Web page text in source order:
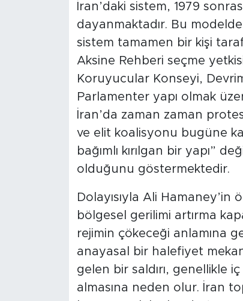
İran’daki sistem, 1979
dayanmaktadır. Bu
sistem tamamen bir kişi
Aksine Rehberi seçme
Koruyucular Konseyi,
Parlamenter yapı olmak
İran’da zaman zaman
ve elit koalisyonu bugüne
bağımlı kırılgan bir yapı”
olduğunu göstermektedir.
Dolayısıyla Ali
bölgesel gerilimi artırma
rejimin çökeceği anlamına
anayasal bir halefiyet
gelen bir saldırı, genellikle
almasına neden olur. İran